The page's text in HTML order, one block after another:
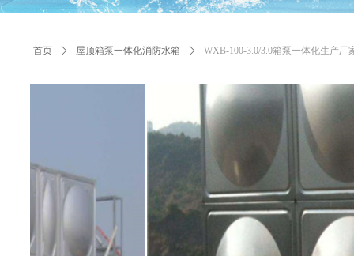
首页 ꄲ 屋顶箱泵一体化消防水箱 ꄲ WXB-100-3.0/3.0箱泵一体化生产